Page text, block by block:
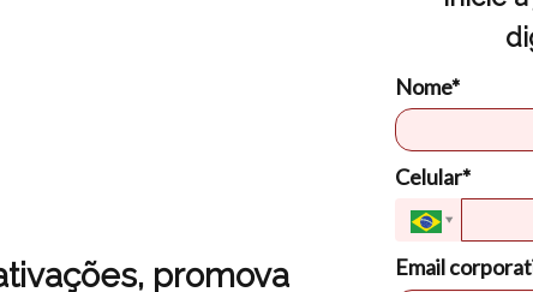
promova
Nome*
Celular*
Email